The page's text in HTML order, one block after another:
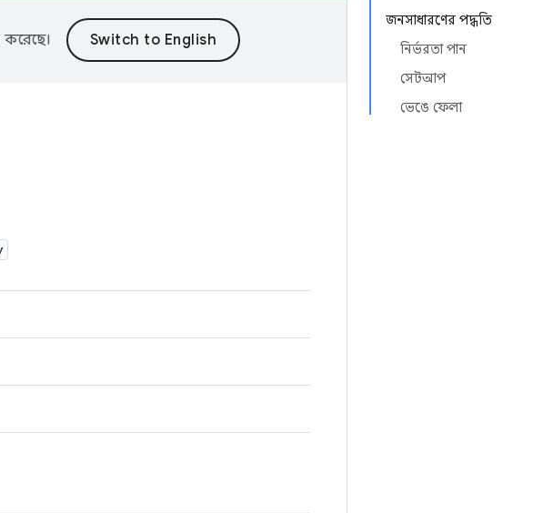
জনসাধারণের পদ্ধতি
নির্ভরতা পান
সেটআপ
ভেঙে ফেলা